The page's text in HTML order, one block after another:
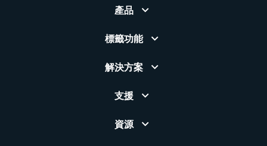
產品
標籤功能
解決方案
支援
資源